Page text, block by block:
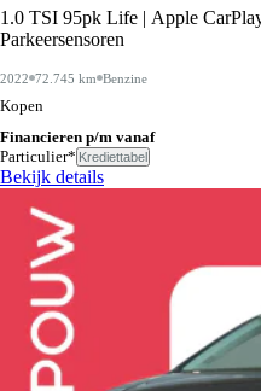
1.0 TSI 95pk Life | Apple
Parkeersensoren
2022 72.745 km Benzine
Kopen
Financieren p/m vanaf
Particulier* Krediettabel
Bekijk details